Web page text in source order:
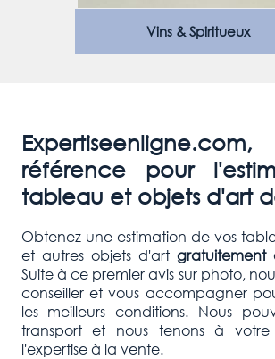
Vins & Spiritueux
référence pour
tableau et objets d'art
Obtenez une estimation de vos
et autres objets d'art gratuitement
Suite à ce premier avis sur photo,
conseiller et vous accompagner
les meilleurs conditions. Nous
transport et nous tenons à votre
l'expertise à la vente.